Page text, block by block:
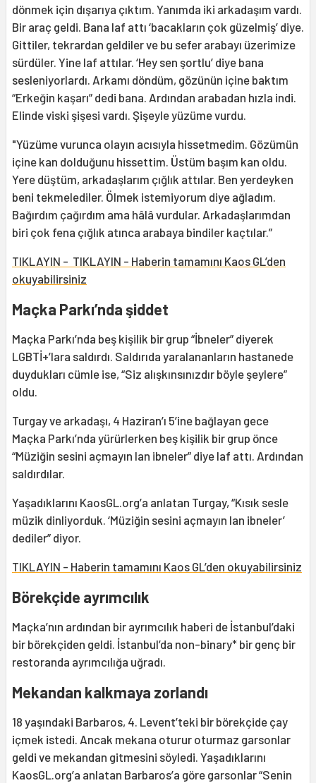
dönmek için dışarıya çıktım. Yanımda iki arkadaşım vardı.
Bir araç geldi. Bana laf attı ‘bacakların çok güzelmiş’ diye.
Gittiler, tekrardan geldiler ve bu sefer arabayı üzerimize
sürdüler. Yine laf attılar. ‘Hey sen şortlu’ diye bana
sesleniyorlardı. Arkamı döndüm, gözünün içine baktım
“Erkeğin kaşarı” dedi bana. Ardından arabadan hızla indi.
Elinde viski şişesi vardı. Şişeyle yüzüme vurdu.
"Yüzüme vurunca olayın acısıyla hissetmedim. Gözümün
içine kan dolduğunu hissettim. Üstüm başım kan oldu.
Yere düştüm, arkadaşlarım çığlık attılar. Ben yerdeyken
beni tekmelediler. Ölmek istemiyorum diye ağladım.
Bağırdım çağırdım ama hâlâ vurdular. Arkadaşlarımdan
biri çok fena çığlık atınca arabaya bindiler kaçtılar.”
TIKLAYIN - TIKLAYIN - Haberin tamamını Kaos GL’den
okuyabilirsiniz
Maçka Parkı’nda şiddet
Maçka Parkı’nda beş kişilik bir grup “İbneler” diyerek
LGBTİ+’lara saldırdı. Saldırıda yaralananların hastanede
duydukları cümle ise, “Siz alışkınsınızdır böyle şeylere”
oldu.
Turgay ve arkadaşı, 4 Haziran’ı 5’ine bağlayan gece
Maçka Parkı’nda yürürlerken beş kişilik bir grup önce
“Müziğin sesini açmayın lan ibneler” diye laf attı. Ardından
saldırdılar.
Yaşadıklarını KaosGL.org’a anlatan Turgay, “Kısık sesle
müzik dinliyorduk. ‘Müziğin sesini açmayın lan ibneler’
dediler” diyor.
TIKLAYIN - Haberin tamamını Kaos GL’den okuyabilirsiniz
Börekçide ayrımcılık
Maçka’nın ardından bir ayrımcılık haberi de İstanbul’daki
bir börekçiden geldi. İstanbul’da non-binary* bir genç bir
restoranda ayrımcılığa uğradı.
Mekandan kalkmaya zorlandı
18 yaşındaki Barbaros, 4. Levent’teki bir börekçide çay
içmek istedi. Ancak mekana oturur oturmaz garsonlar
geldi ve mekandan gitmesini söyledi. Yaşadıklarını
KaosGL.org’a anlatan Barbaros’a göre garsonlar “Senin